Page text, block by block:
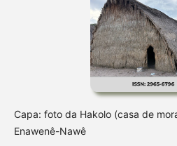
Capa: foto da Hakolo (casa de
Enawenê-Nawê